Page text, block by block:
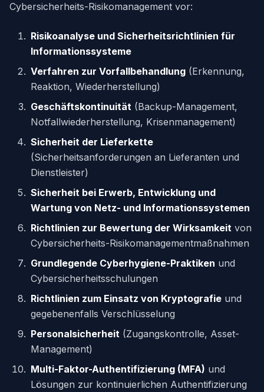
Cybersicherheits-Risikomanagement vor:
Risikoanalyse und Sicherheitsrichtlinien für
Informationssysteme
Verfahren zur Vorfallbehandlung (Erkennung,
Reaktion, Wiederherstellung)
Geschäftskontinuität (Backup-Management,
Notfallwiederherstellung, Krisenmanagement)
Sicherheit der Lieferkette
(Sicherheitsanforderungen an Lieferanten und
Dienstleister)
Sicherheit bei Erwerb, Entwicklung und
Wartung von Netz- und Informationssystemen
Richtlinien zur Bewertung der Wirksamkeit von
Cybersicherheits-Risikomanagementmaßnahmen
Grundlegende Cyberhygiene-Praktiken und
Cybersicherheitsschulungen
Richtlinien zum Einsatz von Kryptografie und
gegebenenfalls Verschlüsselung
Personalsicherheit (Zugangskontrolle, Asset-
Management)
Multi-Faktor-Authentifizierung (MFA) und
Lösungen zur kontinuierlichen Authentifizierung